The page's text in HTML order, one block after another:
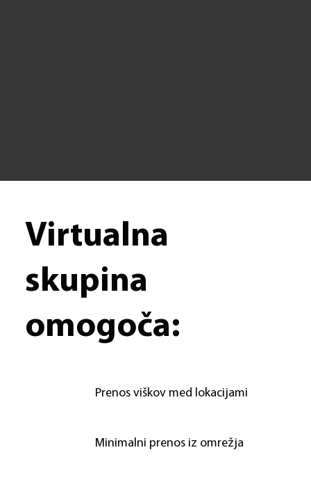
Virtualna
skupina
omogoča:
Prenos viškov med lokacijami
Minimalni prenos iz omrežja